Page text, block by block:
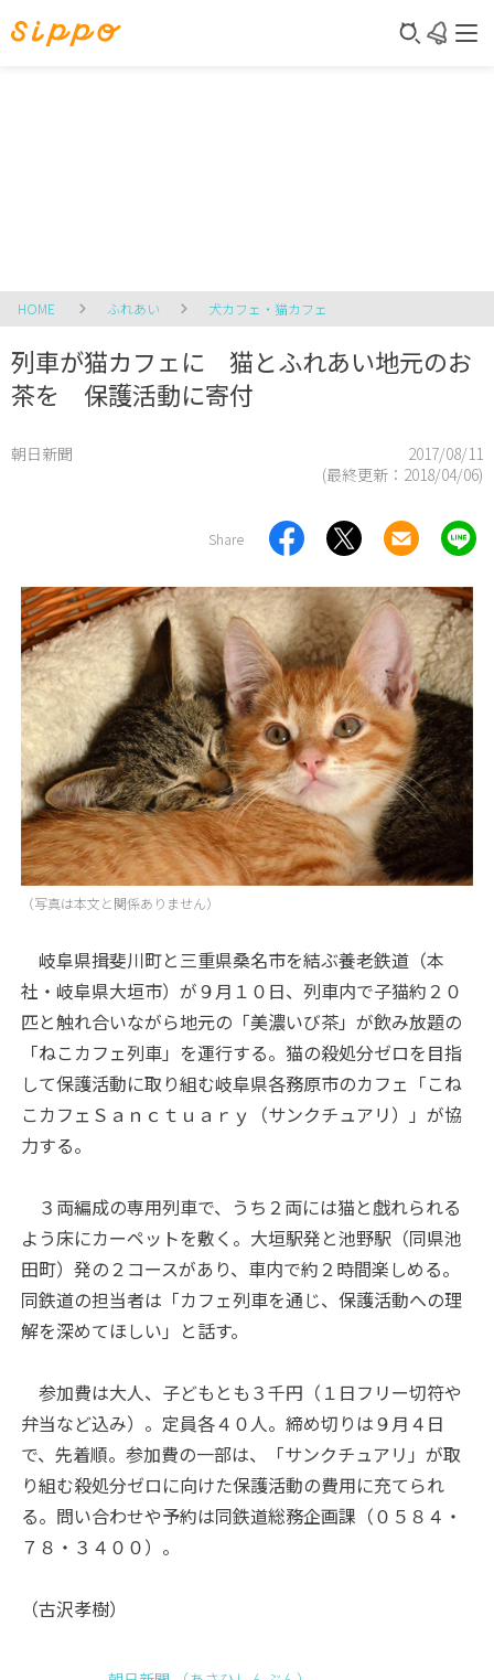
HOME ふれあい 犬カフェ・猫カフェ
列車が猫カフェに 猫とふれあい地元のお
茶を 保護活動に寄付
朝日新聞
2017/08/11
(最終更新： 2018/04/06)
Share
（写真は本文と関係ありません）
岐阜県揖斐川町と三重県桑名市を結ぶ養老鉄道（本
社・岐阜県大垣市）が９月１０日、列車内で子猫約２０
匹と触れ合いながら地元の「美濃いび茶」が飲み放題の
「ねこカフェ列車」を運行する。猫の殺処分ゼロを目指
して保護活動に取り組む岐阜県各務原市のカフェ「こね
こカフェＳａｎｃｔｕａｒｙ（サンクチュアリ）」が協
力する。
３両編成の専用列車で、うち２両には猫と戯れられる
よう床にカーペットを敷く。大垣駅発と池野駅（同県池
田町）発の２コースがあり、車内で約２時間楽しめる。
同鉄道の担当者は「カフェ列車を通じ、保護活動への理
解を深めてほしい」と話す。
参加費は大人、子どもとも３千円（１日フリー切符や
弁当など込み）。定員各４０人。締め切りは９月４日
で、先着順。参加費の一部は、「サンクチュアリ」が取
り組む殺処分ゼロに向けた保護活動の費用に充てられ
る。問い合わせや予約は同鉄道総務企画課（０５８４・
７８・３４００）。
（古沢孝樹）